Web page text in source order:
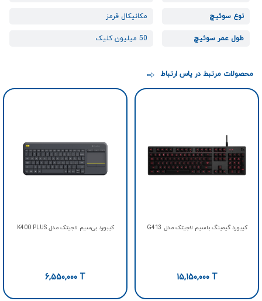
نوع سوئیچ مکانیکال قرمز
طول عمر سوئیچ 50 میلیون کلیک
محصولات مرتبط در یاس ارتباط
کیبورد گیمینگ باسیم لاجیتک مدل G413
15,150,000T
کیبورد بی‌سیم لاجیتک مدل K400 PLUS
6,550,000 T